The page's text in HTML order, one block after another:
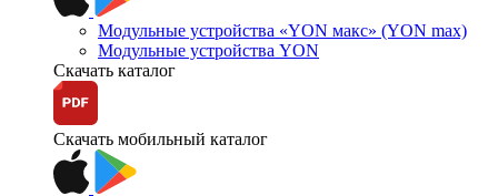
Модульные устройства «YON макс» (YON max)
Модульные устройства YON
Скачать каталог
Скачать мобильный каталог